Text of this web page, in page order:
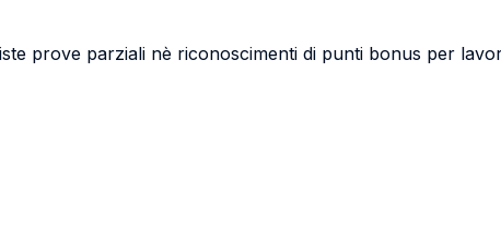
prove parziali nè riconoscimenti di punti bonus per